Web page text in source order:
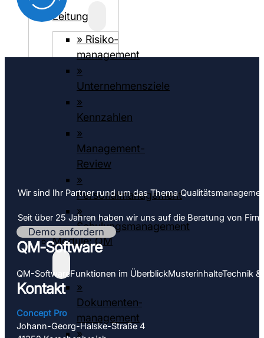
Leitung
» Risiko­
management
»
Unternehmensziele
»
Kennzahlen
»
Management-
Review
»
Personalmanagement
»
Schulungsmanagement
Module: QM
»
Dokumenten­­
management
»
Wir sind Ihr Partner rund um das Thema
Seit über 25 Jahren haben wir uns auf die Beratung von
Demo anfordern
QM-Software
QM-SoftwareFunktionen im ÜberblickMuster­inhalteTechnik
Kontakt
Concept Pro
Johann-Georg-Halske-Straße 4